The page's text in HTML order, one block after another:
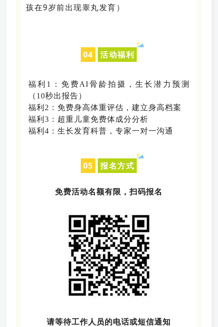
孩在9岁前出现睾丸发育）
04 活动福利
福利1：免费AI骨龄拍摄，生长潜力预测
（10秒出报告）
福利2：免费身高体重评估，建立身高档案
福利3：超重儿童免费体成分分析
福利4：生长发育科普，专家一对一沟通
05 报名方式
免费活动名额有限，扫码报名
请等待工作人员的电话或短信通知